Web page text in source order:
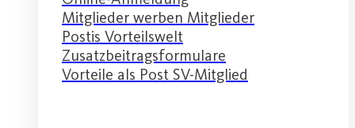
Mitglieder werben Mitglieder
Postis Vorteilswelt
Zusatzbeitragsformulare
Vorteile als Post SV-Mitglied